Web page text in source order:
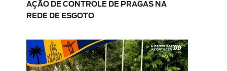
AÇÃO DE CONTROLE DE PRAGAS NA
REDE DE ESGOTO